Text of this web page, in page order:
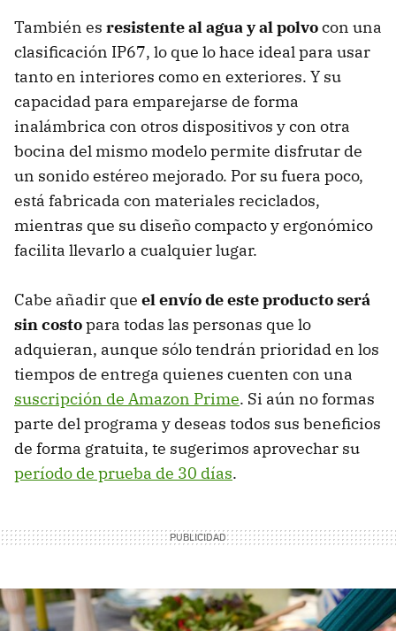
También es resistente al agua y al polvocon una
clasificación IP67, lo que lo hace ideal para usar
tanto en interiores como en exteriores. Y su
capacidad para emparejarse de forma
inalámbrica con otros dispositivos y con otra
bocina del mismo modelo permite disfrutar de
un sonido estéreo mejorado. Por su fuera poco,
está fabricada con materiales reciclados,
mientras que su diseño compacto y ergonómico
facilita llevarlo a cualquier lugar.
Cabe añadir que el envío de este producto será
sin costopara todas las personas que lo
adquieran, aunque sólo tendrán prioridad en los
tiempos de entrega quienes cuenten con una
suscripción de Amazon Prime. Si aún no formas
parte del programa y deseas todos sus beneficios
de forma gratuita, te sugerimos aprovechar su
período de prueba de 30 días.